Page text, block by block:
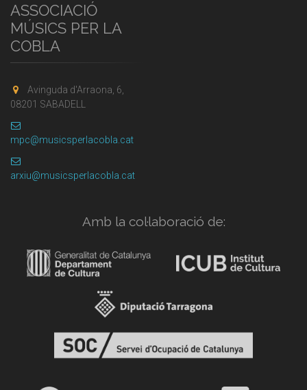
ASSOCIACIÓ
MÚSICS PER LA
COBLA
Avinguda d'Arraona, 6,
08201 SABADELL
mpc@musicsperlacobla.cat
arxiu@musicsperlacobla.cat
Amb la col·laboració de: